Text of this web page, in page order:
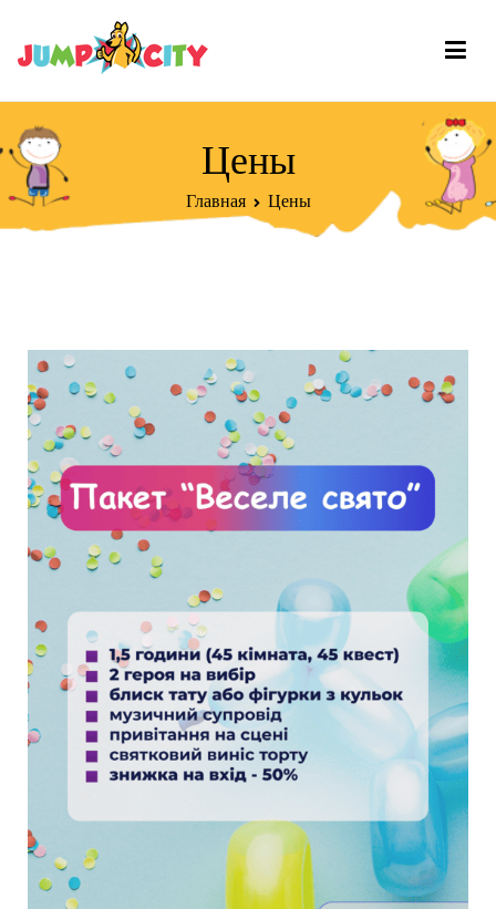
Jump City Кривой Рог
Цены
Главная Цены